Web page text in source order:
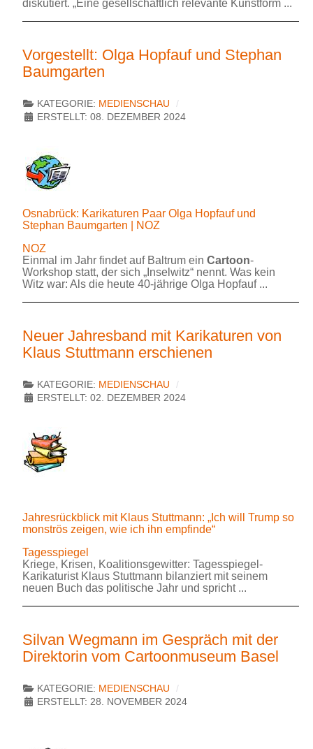
diskutiert. „Eine gesellschaftlich relevante Kunstform ...
Vorgestellt: Olga Hopfauf und Stephan
Baumgarten
KATEGORIE: MEDIENSCHAU
ERSTELLT: 08. DEZEMBER 2024
Osnabrück: Karikaturen Paar Olga Hopfauf und
Stephan Baumgarten | NOZ
NOZ
Einmal im Jahr findet auf Baltrum ein Cartoon-
Workshop statt, der sich „Inselwitz“ nennt. Was kein
Witz war: Als die heute 40-jährige Olga Hopfauf ...
Neuer Jahresband mit Karikaturen von
Klaus Stuttmann erschienen
KATEGORIE: MEDIENSCHAU
ERSTELLT: 02. DEZEMBER 2024
Jahresrückblick mit Klaus Stuttmann: „Ich will Trump so
monströs zeigen, wie ich ihn empfinde“
Tagesspiegel
Kriege, Krisen, Koalitionsgewitter: Tagesspiegel-
Karikaturist Klaus Stuttmann bilanziert mit seinem
neuen Buch das politische Jahr und spricht ...
Silvan Wegmann im Gespräch mit der
Direktorin vom Cartoonmuseum Basel
KATEGORIE: MEDIENSCHAU
ERSTELLT: 28. NOVEMBER 2024